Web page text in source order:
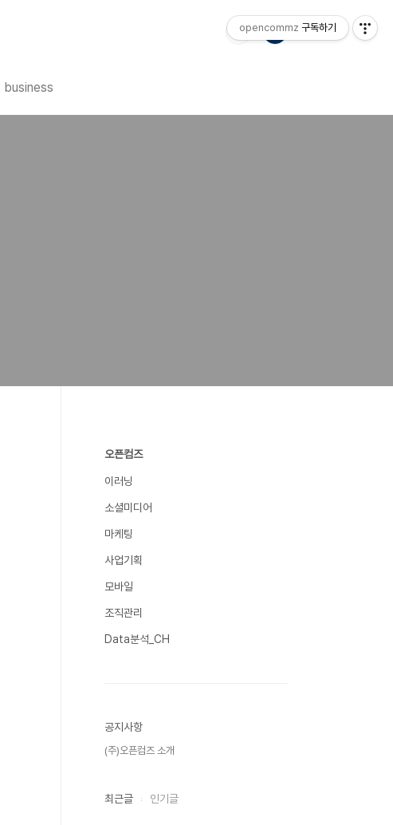
business
오픈컴즈
이러닝
소셜미디어
마케팅
사업기획
모바일
조직관리
Data분석_CH
공지사항
(주)오픈컴즈 소개
최근글 인기글
opencommz 구독하기